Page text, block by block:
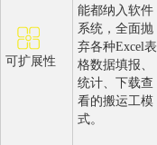
可扩展性
能都纳入软件
系统，全面抛
弃各种Excel表
格数据填报、
统计、下载查
看的搬运工模
式。